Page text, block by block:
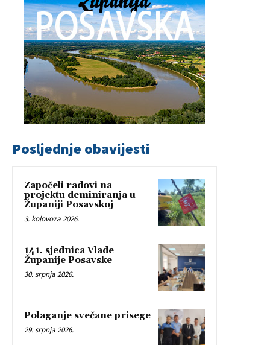
Posljednje obavijesti
Započeli radovi na
projektu deminiranja u
Županiji Posavskoj
3. kolovoza 2026.
141. sjednica Vlade
Županije Posavske
30. srpnja 2026.
Polaganje svečane prisege
29. srpnja 2026.